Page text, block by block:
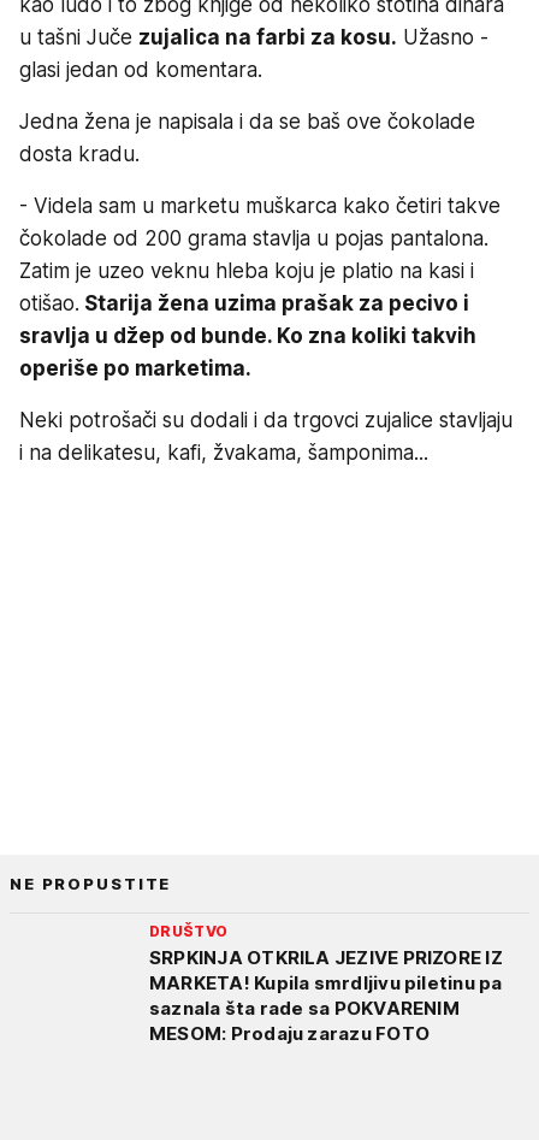
kao ludo i to zbog knjige od nekoliko stotina dinara
u tašni Juče zujalica na farbi za kosu. Užasno -
glasi jedan od komentara.
Jedna žena je napisala i da se baš ove čokolade
dosta kradu.
- Videla sam u marketu muškarca kako četiri takve
čokolade od 200 grama stavlja u pojas pantalona.
Zatim je uzeo veknu hleba koju je platio na kasi i
otišao. Starija žena uzima prašak za pecivo i
sravlja u džep od bunde. Ko zna koliki takvih
operiše po marketima.
Neki potrošači su dodali i da trgovci zujalice stavljaju
i na delikatesu, kafi, žvakama, šamponima...
NE PROPUSTITE
DRUŠTVO
SRPKINJA OTKRILA JEZIVE PRIZORE IZ
MARKETA! Kupila smrdljivu piletinu pa
saznala šta rade sa POKVARENIM
MESOM: Prodaju zarazu FOTO